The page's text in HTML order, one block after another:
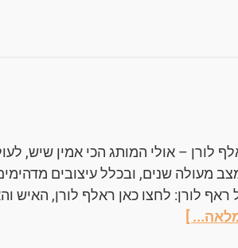
לורן – אולי המותג הכי אמין שיש,
מעולה שנים, ובכלל עיצובים
ראף לורן: לחצו כאן ראלף לורן, האיש
]